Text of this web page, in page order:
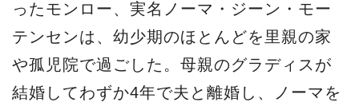
ったモンロー、実名ノーマ・ジーン・モー
テンセンは、幼少期のほとんどを里親の家
や孤児院で過ごした。母親のグラディスが
結婚してわずか4年で夫と離婚し、ノーマを